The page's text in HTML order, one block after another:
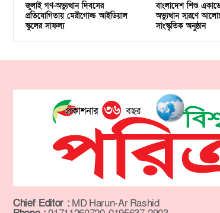
জুলাই গণ-অভ্যুত্থান দিবসের
প্রতিযোগিতায় মেরীগোল্ড আইডিয়াল
স্কুলের সাফল্য
বাংলাদেশ শিশু
অভ্যুত্থান স্মরণে
সাংস্কৃতিক অনুষ্ঠান
Chief Editor : MD Harun-Ar Rashid